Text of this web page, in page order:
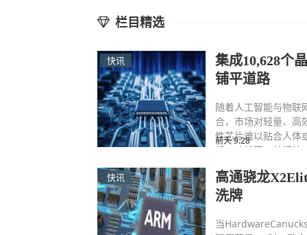
栏目精选
快讯
集成10,628个
铺平道路
随着人工智能与物
合，市场对轻量、高
性芯片难以贴合人体
低、功耗高、并行计
前天 9:28
快讯
高通骁龙
洗牌
当